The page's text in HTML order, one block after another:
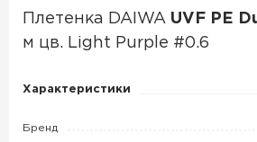
Плетенка DAIWA UVF PE
м цв. Light Purple #0.6
Плетенка
UVF
Характеристики
Бренд